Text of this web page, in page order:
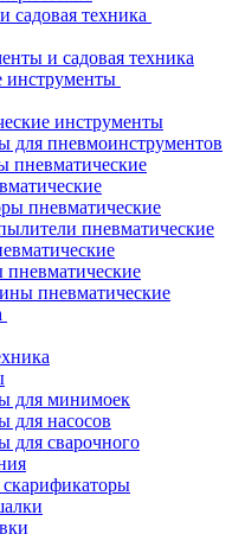
садовая техника
и садовая техника
инструменты
инструменты
для пневмоинструментов
пневматические
пневматические
пневматические
пневматические
пневматические
для минимоек
для насосов
для сварочного